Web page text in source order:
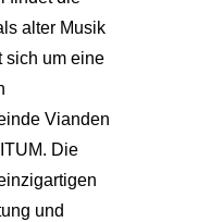
alter Musik
sich um eine
Vianden
Die
und